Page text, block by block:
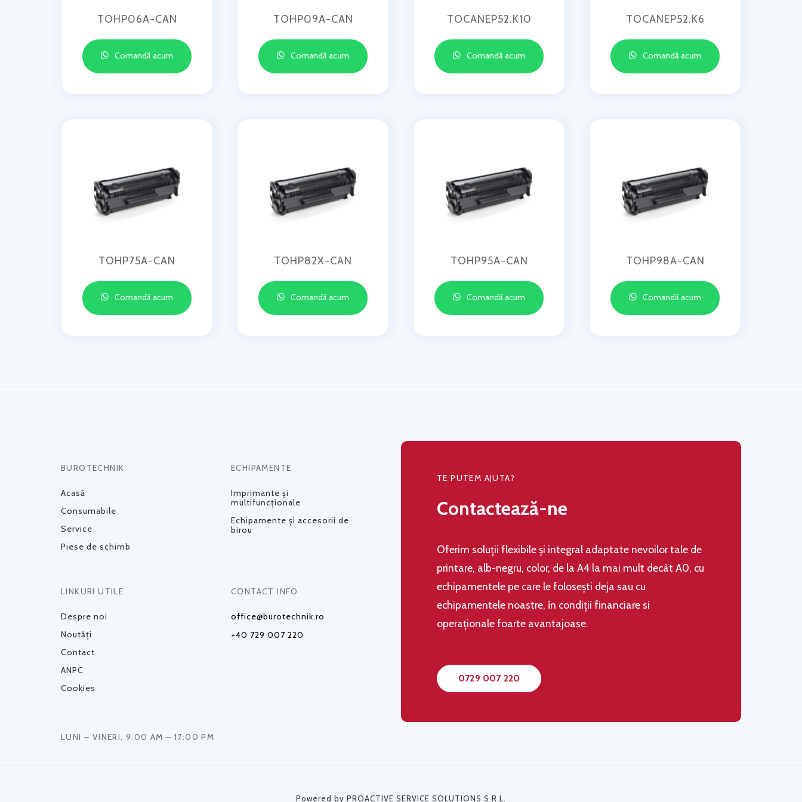
TOHP06A-CAN
Comandă acum
TOHP09A-CAN
Comandă acum
TOCANEP52.K10
Comandă acum
TOCANEP52.K6
Comandă acum
TOHP75A-CAN
Comandă acum
TOHP82X-CAN
Comandă acum
TOHP95A-CAN
Comandă acum
TOHP98A-CAN
Comandă acum
BUROTECHNIK
Acasă
Consumabile
Service
Piese de schimb
ECHIPAMENTE
Imprimante și
multifuncționale
Echipamente și accesorii de
birou
LINKURI UTILE
Despre noi
Noutăți
Contact
ANPC
Cookies
CONTACT INFO
office@burotechnik.ro
+40 729 007 220
LUNI – VINERI, 9:00 AM – 17:00 PM
TE PUTEM AJUTA?
Contactează-ne
Oferim soluţii flexibile şi integral adaptate nevoilor tale de
printare, alb-negru, color, de la A4 la mai mult decât A0, cu
echipamentele pe care le folosești deja sau cu
echipamentele noastre, în condiţii financiare si
operaţionale foarte avantajoase.
0729 007 220
Powered by PROACTIVE SERVICE SOLUTIONS S.R.L.